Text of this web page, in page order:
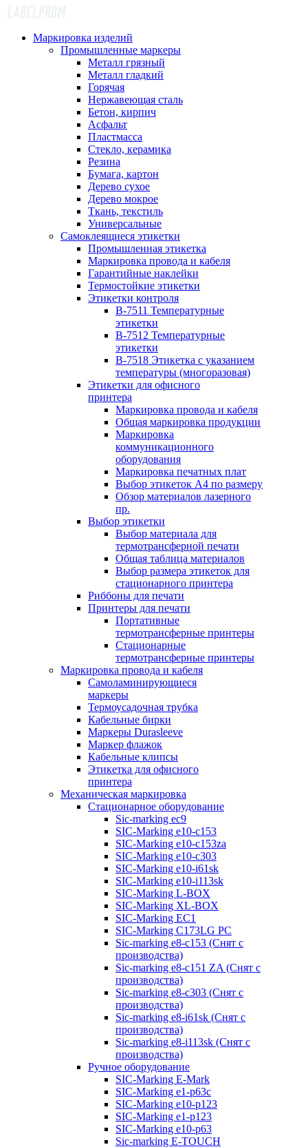
Маркировка изделий
Промышленные маркеры
Металл грязный
Металл гладкий
Горячая
Нержавеющая сталь
Бетон, кирпич
Асфальт
Пластмасса
Стекло, керамика
Резина
Бумага, картон
Дерево сухое
Дерево мокрое
Ткань, текстиль
Универсальные
Самоклеящиеся этикетки
Промышленная этикетка
Маркировка провода и кабеля
Гарантийные наклейки
Термостойкие этикетки
Этикетки контроля
B-7511 Температурные
этикетки
B-7512 Температурные
этикетки
B-7518 Этикетка с указанием
температуры (многоразовая)
Этикетки для офисного
принтера
Маркировка провода и кабеля
Общая маркировка продукции
Маркировка
коммуникационного
оборудования
Маркировка печатных плат
Выбор этикеток А4 по размеру
Обзор материалов лазерного
пр.
Выбор этикетки
Выбор материала для
термотрансферной печати
Общая таблица материалов
Выбор размера этикеток для
стационарного принтера
Риббоны для печати
Принтеры для печати
Портативные
термотрансферные принтеры
Стационарные
термотрансферные принтеры
Маркировка провода и кабеля
Самоламинирующиеся
маркеры
Термоусадочная трубка
Кабельные бирки
Маркеры Durasleeve
Маркер флажок
Кабельные клипсы
Этикетка для офисного
принтера
Механическая маркировка
Стационарное оборудование
Sic-marking ec9
SIC-Marking e10-c153
SIC-Marking e10-c153za
SIC-Marking e10-c303
SIC-Marking e10-i61sk
SIC-Marking e10-i113sk
SIC-Marking L-BOX
SIC-Marking XL-BOX
SIC-Marking EC1
SIC-Marking C173LG PC
Sic-marking e8-c153 (Снят с
производства)
Sic-marking e8-c151 ZA (Снят с
производства)
Sic-marking e8-c303 (Снят с
производства)
Sic-marking e8-i61sk (Снят с
производства)
Sic-marking e8-i113sk (Снят с
производства)
Ручное оборудование
SIC-Marking E-Mark
SIC-Marking e1-p63с
SIC-Marking e10-p123
SIC-Marking e1-p123
SIC-Marking e10-p63
Sic-marking E-TOUCH